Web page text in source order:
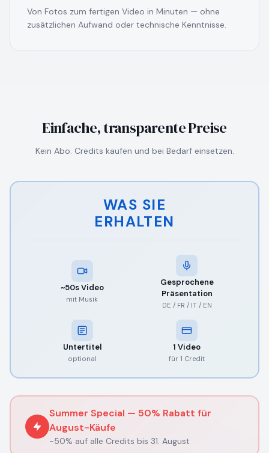
Von Fotos zum fertigen Video in Minuten — ohne
zusätzlichen Aufwand oder technische Kenntnisse.
Einfache, transparente Preise
Kein Abo. Credits kaufen und bei Bedarf einsetzen.
WAS SIE
ERHALTEN
~50s Video
mit Musik
Gesprochene
Präsentation
DE / FR / IT / EN
Untertitel
optional
1 Video
für 1 Credit
Summer Special — 50% Rabatt für
August-Käufe
-50% auf alle Credits bis 31. August